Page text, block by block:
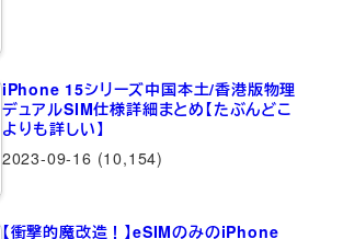
iPhone 15シリーズ中国本土/香港版物理
デュアルSIM仕様詳細まとめ【たぶんどこ
よりも詳しい】
2023-09-16 (10,154)
【衝撃的魔改造！】eSIMのみのiPhone